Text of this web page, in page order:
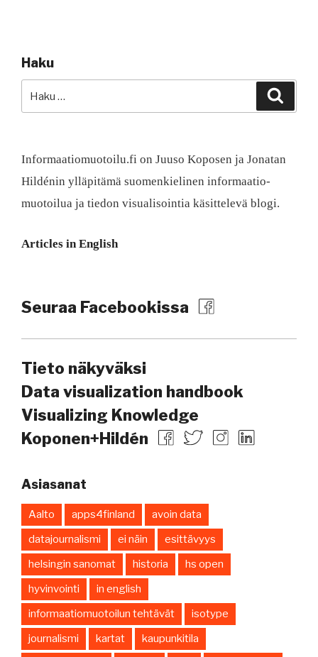
Haku
Informaatiomuotoilu.fi on Juuso Koposen ja Jonatan
Hildénin ylläpitämä suomen­kielinen informaatio­
muotoilua ja tiedon visualisointia käsittelevä blogi.
Articles in English
Seuraa Facebookissa
Tieto näkyväksi
Data visualization handbook
Visualizing Knowledge
Koponen+Hildén
Asiasanat
Aalto apps4finland
avoin data
datajournalismi
ei näin
esittävyys
helsingin sanomat
historia
hs open
hyvinvointi
in english
informaatiomuotoilun tehtävät
isotype
journalismi
kartat
kaupunkitila